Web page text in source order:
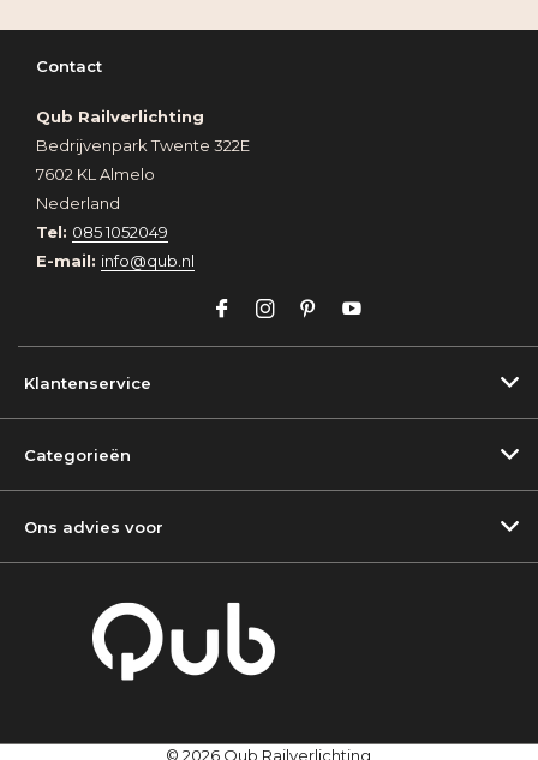
Contact
Qub Railverlichting
Bedrijvenpark Twente 322E
7602 KL Almelo
Nederland
Tel: 085 1052049
E-mail: info@qub.nl
Klantenservice
Categorieën
Ons advies voor
© 2026 Qub Railverlichting